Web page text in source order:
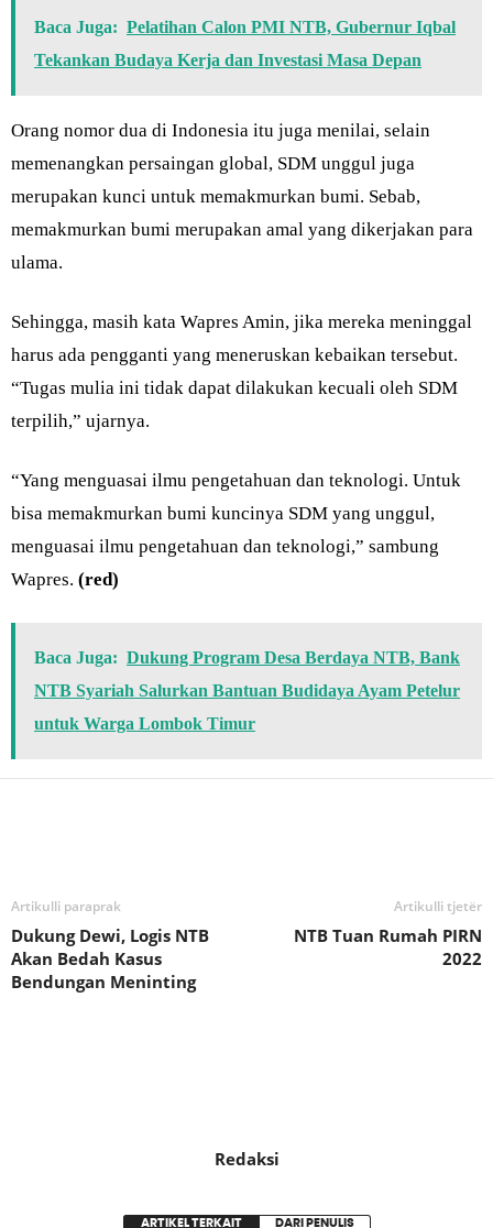
Baca Juga: Pelatihan Calon PMI NTB, Gubernur Iqbal
Tekankan Budaya Kerja dan Investasi Masa Depan
Orang nomor dua di Indonesia itu juga menilai, selain
memenangkan persaingan global, SDM unggul juga
merupakan kunci untuk memakmurkan bumi. Sebab,
memakmurkan bumi merupakan amal yang dikerjakan para
ulama.
Sehingga, masih kata Wapres Amin, jika mereka meninggal
harus ada pengganti yang meneruskan kebaikan tersebut.
“Tugas mulia ini tidak dapat dilakukan kecuali oleh SDM
terpilih,” ujarnya.
“Yang menguasai ilmu pengetahuan dan teknologi. Untuk
bisa memakmurkan bumi kuncinya SDM yang unggul,
menguasai ilmu pengetahuan dan teknologi,” sambung
Wapres. (red)
Baca Juga: Dukung Program Desa Berdaya NTB, Bank
NTB Syariah Salurkan Bantuan Budidaya Ayam Petelur
untuk Warga Lombok Timur
Artikulli paraprak
Dukung Dewi, Logis NTB
Akan Bedah Kasus
Bendungan Meninting
Artikulli tjetër
NTB Tuan Rumah PIRN
2022
Redaksi
ARTIKEL TERKAIT DARI PENULIS